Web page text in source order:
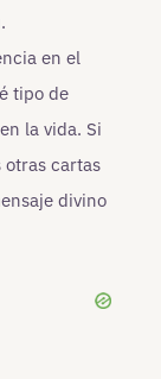
en el
tipo de
la vida. Si
otras cartas
divino